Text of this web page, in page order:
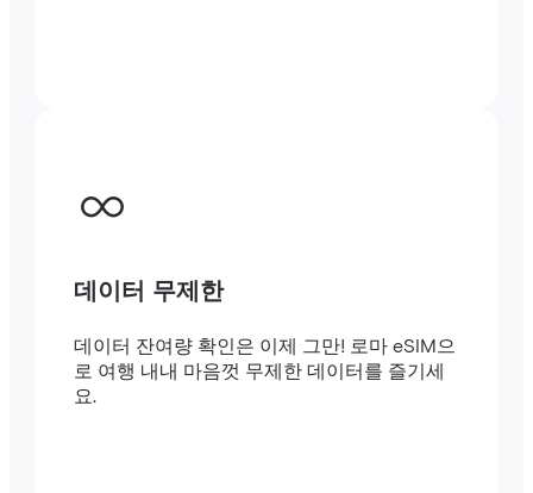
데이터 무제한
데이터 잔여량 확인은 이제 그만! 로마 eSIM으
로 여행 내내 마음껏 무제한 데이터를 즐기세
요.